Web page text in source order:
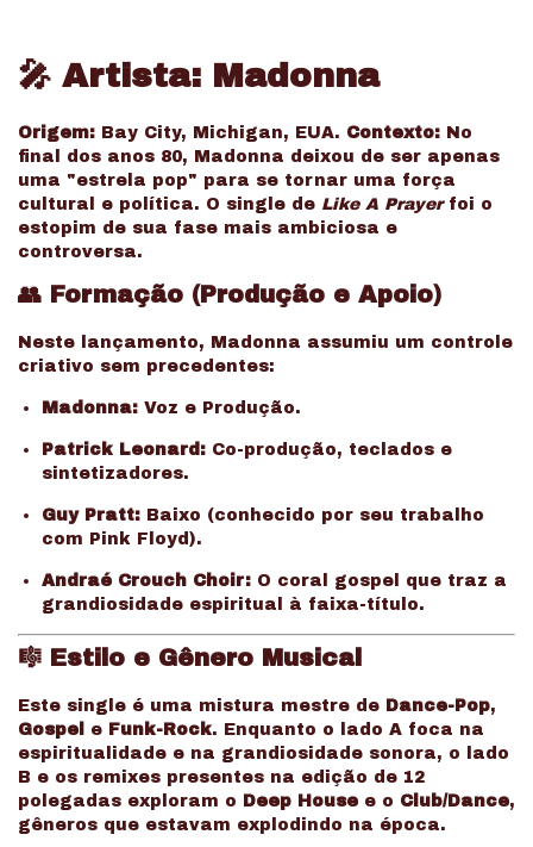
🎤 Artista: Madonna
Origem: Bay City, Michigan, EUA. Contexto: No
final dos anos 80, Madonna deixou de ser apenas
uma "estrela pop" para se tornar uma força
cultural e política. O single de Like A Prayerfoi o
estopim de sua fase mais ambiciosa e
controversa.
👥 Formação (Produção e Apoio)
Neste lançamento, Madonna assumiu um controle
criativo sem precedentes:
Madonna: Voz e Produção.
Patrick Leonard: Co-produção, teclados e
sintetizadores.
Guy Pratt: Baixo (conhecido por seu trabalho
com Pink Floyd).
Andraé Crouch Choir: O coral gospel que traz a
grandiosidade espiritual à faixa-título.
🎼 Estilo e Gênero Musical
Este single é uma mistura mestre de Dance-Pop,
Gospel
e Funk-Rock. Enquanto o lado A foca na
espiritualidade e na grandiosidade sonora, o lado
B e os remixes presentes na edição de 12
polegadas exploram o
Deep House e o Club/Dance,
gêneros que estavam explodindo na época.